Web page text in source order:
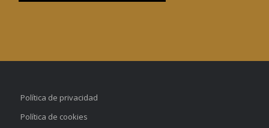
Política de privacidad
Política de cookies